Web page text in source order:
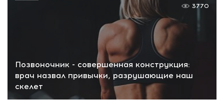
Позвоночник - совершенная конструкция:
врач назвал привычки, разрушающие наш
скелет
3770